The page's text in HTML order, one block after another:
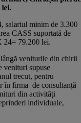
lei.
salariul minim de 3.300
CASS suportată de
24= 79.200 lei.
veniturile din chirii
venituri supuse
trecut, pentru
în firma de consultanță
din activități
individuale,